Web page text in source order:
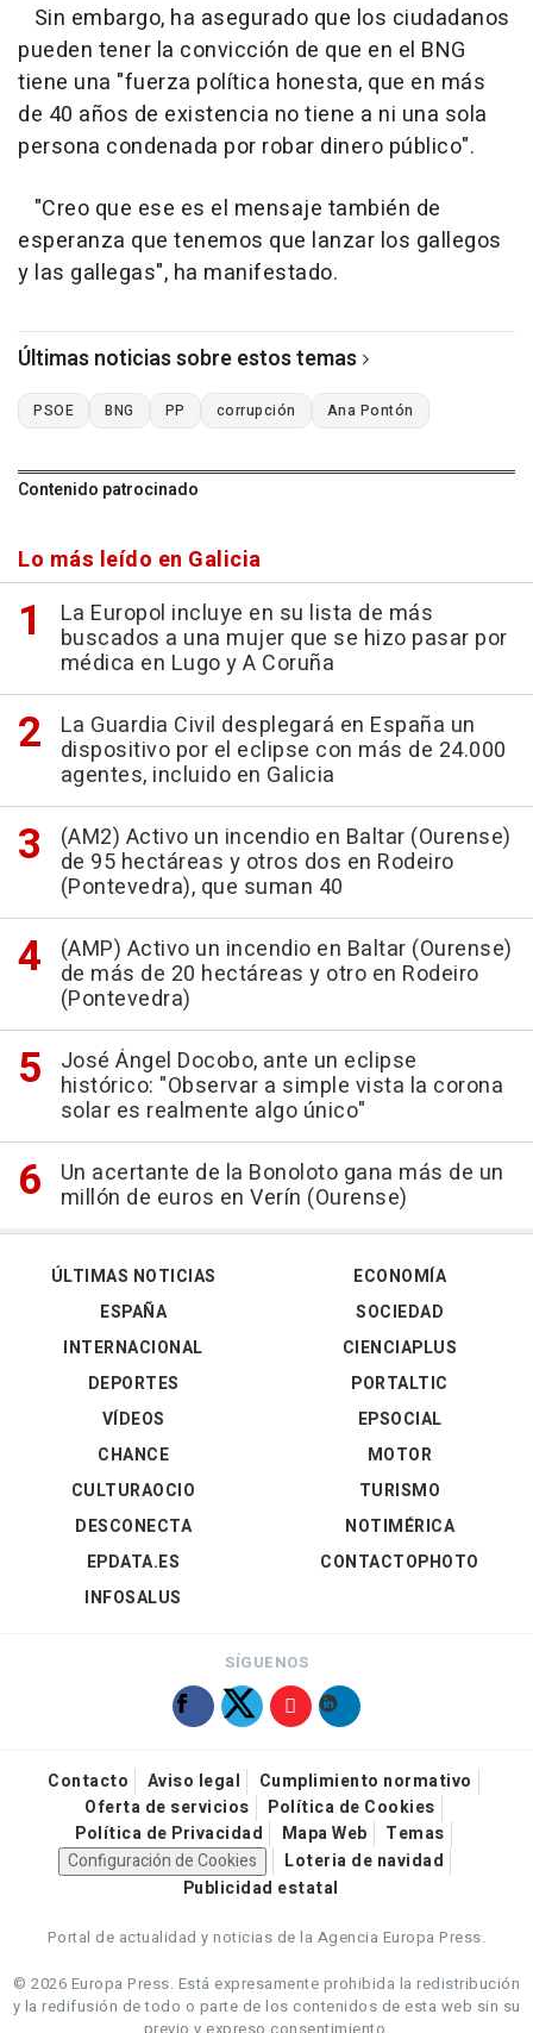
Sin embargo, ha asegurado que los ciudadanos
pueden tener la convicción de que en el BNG
tiene una "fuerza política honesta, que en más
de 40 años de existencia no tiene a ni una sola
persona condenada por robar dinero público".
"Creo que ese es el mensaje también de
esperanza que tenemos que lanzar los gallegos
y las gallegas", ha manifestado.
Últimas noticias sobre estos temas
PSOE BNG PP corrupción Ana Pontón
Contenido patrocinado
Lo más leído en Galicia
La Europol incluye en su lista de más
buscados a una mujer que se hizo pasar por
médica en Lugo y A Coruña
La Guardia Civil desplegará en España un
dispositivo por el eclipse con más de 24.000
agentes, incluido en Galicia
(AM2) Activo un incendio en Baltar (Ourense)
de 95 hectáreas y otros dos en Rodeiro
(Pontevedra), que suman 40
(AMP) Activo un incendio en Baltar (Ourense)
de más de 20 hectáreas y otro en Rodeiro
(Pontevedra)
José Ángel Docobo, ante un eclipse
histórico: "Observar a simple vista la corona
solar es realmente algo único"
Un acertante de la Bonoloto gana más de un
millón de euros en Verín (Ourense)
ÚLTIMAS NOTICIAS
ESPAÑA
INTERNACIONAL
DEPORTES
VÍDEOS
ECONOMÍA
SOCIEDAD
CIENCIAPLUS
PORTALTIC
EPSOCIAL
CHANCE
CULTURAOCIO
DESCONECTA
EPDATA.ES
INFOSALUS
MOTOR
TURISMO
NOTIMÉRICA
CONTACTOPHOTO
SÍGUENOS
Contacto Aviso legal
Cumplimiento normativo
Oferta de servicios
Política de Cookies
Política de Privacidad
Mapa Web
Temas
Configuración de Cookies
Loteria de navidad
Publicidad estatal
Portal de actualidad y noticias de la Agencia Europa Press.
© 2026 Europa Press. Está expresamente prohibida la redistribución
y la redifusión de todo o parte de los contenidos de esta web sin su